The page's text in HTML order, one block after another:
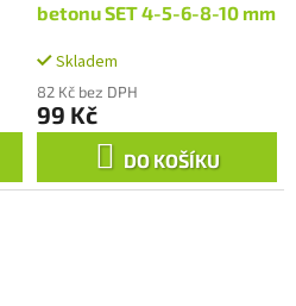
betonu SET 4-5-6-8-10 mm
Skladem
82 Kč bez DPH
99 Kč
DO KOŠÍKU